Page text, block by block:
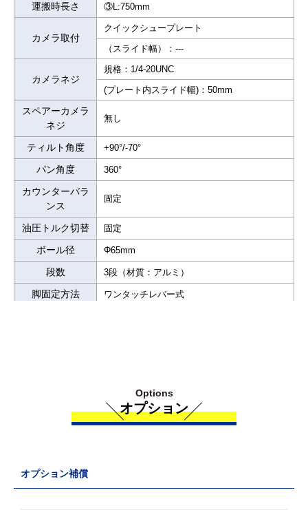
運搬時長さ ③L:750mm
カメラ取付
クイックシュープレート
（スライド幅）：---
カメラネジ
規格：1/4-20UNC
(プレート内スライド幅)：50mm
スペアーカメラ
ネジ
無し
ティルト角度 +90°/-70°
パン角度 360°
カウンターバラ
ンス
固定
油圧トルク切替 固定
ボール径 Φ65mm
段数 3段（材質：アルミ）
脚固定方法 ワンタッチレバー式
Options
オプション
オプション補償